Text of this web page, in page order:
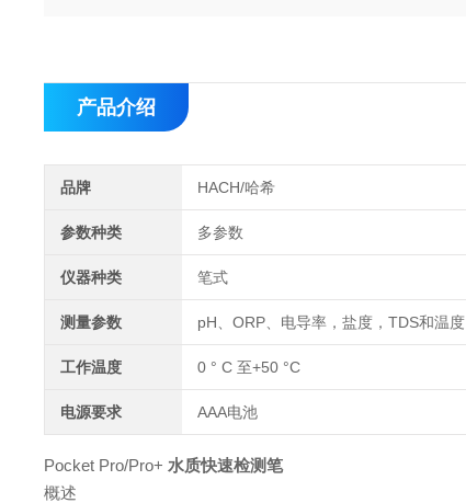
产品介绍
品牌 HACH/哈希
参数种类 多参数
仪器种类 笔式
测量参数 pH、ORP、电导率，盐度，TDS和温度
工作温度 0 ° C 至+50 °C
电源要求 AAA电池
Pocket Pro/Pro+ 水质快速检测笔
概述